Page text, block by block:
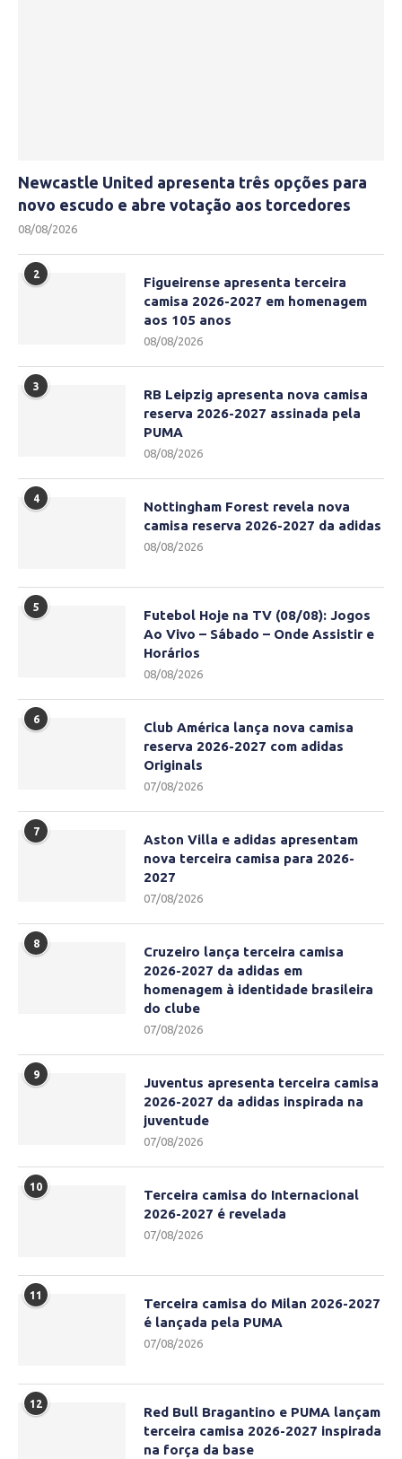
Newcastle United apresenta três opções para
novo escudo e abre votação aos torcedores
08/08/2026
2
Figueirense apresenta terceira
camisa 2026-2027 em homenagem
aos 105 anos
08/08/2026
3
RB Leipzig apresenta nova camisa
reserva 2026-2027 assinada pela
PUMA
08/08/2026
4
Nottingham Forest revela nova
camisa reserva 2026-2027 da adidas
08/08/2026
5
Futebol Hoje na TV (08/08): Jogos
Ao Vivo – Sábado – Onde Assistir e
Horários
08/08/2026
6
Club América lança nova camisa
reserva 2026-2027 com adidas
Originals
07/08/2026
7
Aston Villa e adidas apresentam
nova terceira camisa para 2026-
2027
07/08/2026
8
Cruzeiro lança terceira camisa
2026-2027 da adidas em
homenagem à identidade brasileira
do clube
07/08/2026
9
Juventus apresenta terceira camisa
2026-2027 da adidas inspirada na
juventude
07/08/2026
10
Terceira camisa do Internacional
2026-2027 é revelada
07/08/2026
11
Terceira camisa do Milan 2026-2027
é lançada pela PUMA
07/08/2026
12
Red Bull Bragantino e PUMA lançam
terceira camisa 2026-2027 inspirada
na força da base